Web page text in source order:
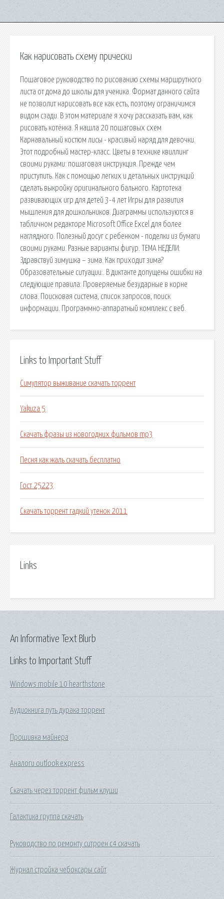
Как нарисовать схему прически
Пошаговое руководство по рисованию схемы маршрутного
листа от дома до школы для ученика. Формат данного сайта
не позволит нарисовать все как есть, поэтому ограничимся
видом сзади. В этом материале я хочу рассказать вам, как
рисовать котёнка. Я нашла 20 пошаговых схем
Карнавальный костюм лисы - красивый наряд для девочки.
Этот подробный мастер-класс. Цветы в технике квиллинг
своими руками: пошаговая инструкция. Прежде чем
приступить. Как с помощью легких и детальных инструкций
сделать выкройку оригинального бального. Картотека
развивающих игр для детей 3-4 лет Игры для развития
мышления для дошкольников. Диаграммы используются в
табличном редакторе Microsoft Office Excel для более
наглядного. Полезный досуг с ребенком - поделки из бумаги
своими руками. Разные варианты фигур. ТЕМА НЕДЕЛИ:
Здравствуй зимушка – зима. Как приходит зима?
Образовательные ситуации:. В диктанте допущены ошибки на
следующие правила: Проверяемые безударные в корне
слова. Поисковая сиcтема, список запросов, поиск
информации. Программно-аппаратный комплекс с веб.
Links to Important Stuff
Симулятор выживание скачать торрент
Yakuza 5
Скачать фразы из новогодних фильмов mp3
Песня как жаль скачать бесплатно
Гост 25223
Скачать торрент гадкий утенок 2011
Links
Links to Important Stuff
Windows mobile 10 hearthstone
Аудиокнига путь дурака торрент
Прошивка майнера
Аналоги outlook express
Скачать через торрент фильм клуши
Галактика группа скачать
Руководство по ремонту ситроен с4 скачать
Журнал стройка чебоксары сайт
An Informative Text Blurb